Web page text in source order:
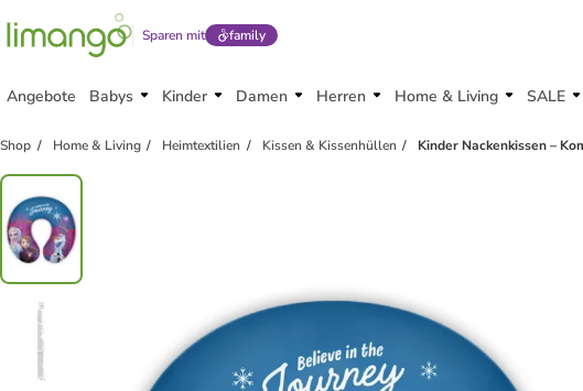
Sparen mit family
Angebote Babys Kinder Damen Herren Home & Living SALE
Shop Home & Living Heimtextilien Kissen & Kissenhüllen Kinder Nackenkissen –